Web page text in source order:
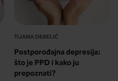
TIJANA DEBELIĆ
Postporođajna depresija:
što je PPD i kako ju
prepoznati?